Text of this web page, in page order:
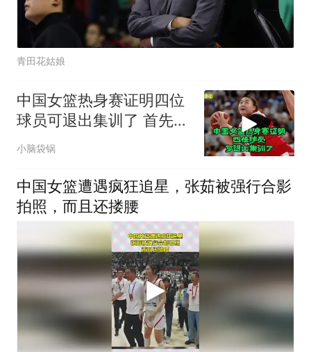
青田花姑娘
中国女篮热身赛证明四位
球员可退出集训了 首先是
刘禹彤
小脑袋锅
中国女篮遭遇疯狂追星，张茹被强行合影
拍照，而且还搂腰